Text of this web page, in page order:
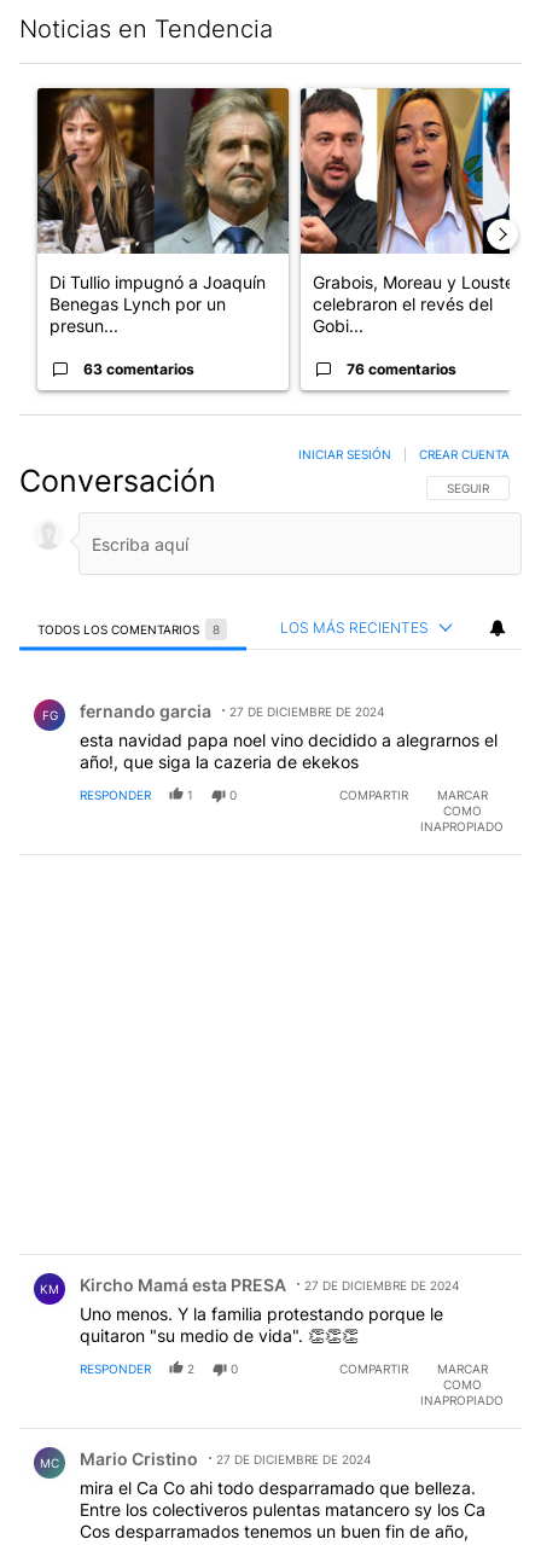
Noticias en Tendencia
Un artículo de tendencia con el título "Di Tullio impugnó a
Di Tullio impugnó a Joaquín
Benegas Lynch por un
presun...
63 comentarios
Un artículo de tendencia con
Grabois, Moreau y Lousteau
celebraron el revés del
Gobi...
76 comentarios
Conversación SIGA ESTA
SEGUIR
INICIAR SESIÓN CREAR CUENTA
TODOS LOS COMENTARIOS 8 LOS MÁS RECIENTES
FG fernando garcia 27 DE DICIEMBRE DE 2024
esta navidad papa noel vino decidido a alegrarnos el
año!, que siga la cazeria de ekekos
RESPONDER 1 0 COMPARTIR
MARCAR
COMO
INAPROPIADO
KM Kircho Mamá esta PRESA 27 DE DICIEMBRE DE 2024
Uno menos. Y la familia protestando porque le
quitaron "su medio de vida". 👏👏👏
RESPONDER 2 0 COMPARTIR
MARCAR
COMO
INAPROPIADO
MC Mario Cristino 27 DE DICIEMBRE DE 2024
mira el Ca Co ahi todo desparramado que belleza.
Entre los colectiveros pulentas matancero sy los Ca
Cos desparramados tenemos un buen fin de año,